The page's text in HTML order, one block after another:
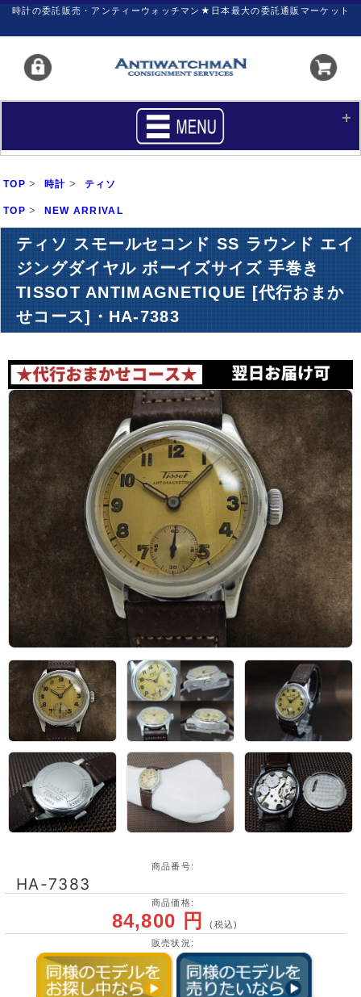
時計の委託販売・アンティーウォッチマン★日本最大の委託通販マーケット
買いたい
サポート マイページ
新着リスト 価格ダウン
時計の修理
アーカイブ ブログ・特集記事
TOP > 時計 > ティソ
TOP > NEW ARRIVAL
ティソ スモールセコンド SS ラウンド エイ
ジングダイヤル ボーイズサイズ 手巻き
TISSOT ANTIMAGNETIQUE [代行おまか
せコース]・HA-7383
商品番号:
HA-7383
商品価格:
84,800 円(税込)
販売状況: